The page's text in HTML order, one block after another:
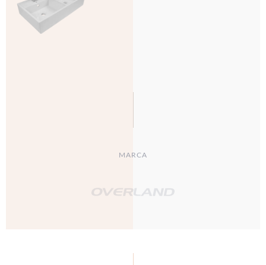
MARCA